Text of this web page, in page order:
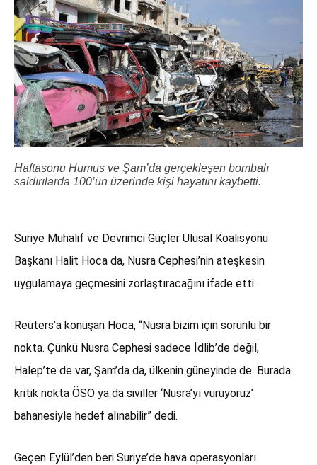
Haftasonu Humus ve Şam’da gerçekleşen bombalı
saldırılarda 100’ün üzerinde kişi hayatını kaybetti.
Suriye Muhalif ve Devrimci Güçler Ulusal Koalisyonu
Başkanı Halit Hoca da, Nusra Cephesi’nin ateşkesin
uygulamaya geçmesini zorlaştıracağını ifade etti.
Reuters’a konuşan Hoca, “Nusra bizim için sorunlu bir
nokta. Çünkü Nusra Cephesi sadece İdlib’de değil,
Halep’te de var, Şam’da da, ülkenin güneyinde de. Burada
kritik nokta ÖSO ya da siviller ‘Nusra’yı vuruyoruz’
bahanesiyle hedef alınabilir” dedi.
Geçen Eylül’den beri Suriye’de hava operasyonları